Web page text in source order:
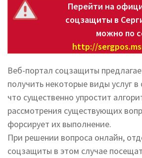
Перейти на
соцзащиты в
можно по
http://
Веб-портал соцзащиты
получить некоторые виды услуг
что существенно упростит
рассмотрения существующих
форсирует их выполнение.
При решении вопроса онлайн,
соцзащиты в этом случае